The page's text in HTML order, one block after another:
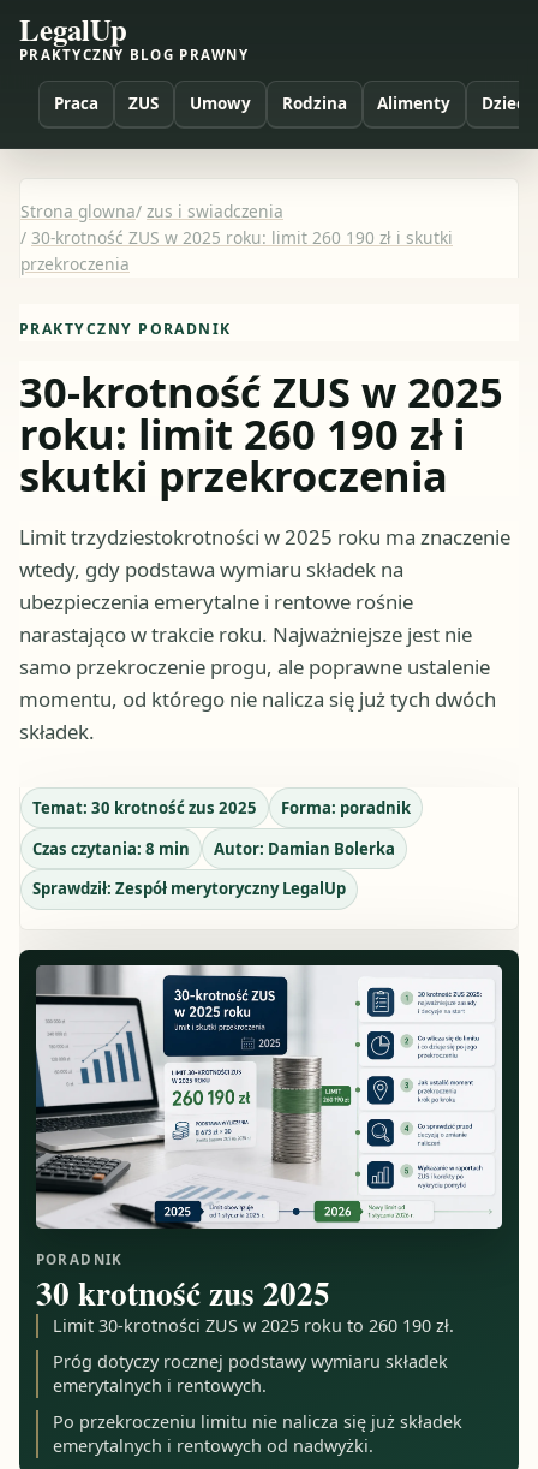
LegalUp
PRAKTYCZNY BLOG PRAWNY
Praca ZUS Umowy Rodzina Alimenty Dzieci
Strona glowna/ zus i swiadczenia
/ 30-krotność ZUS w 2025 roku: limit 260 190 zł i skutki
przekroczenia
PRAKTYCZNY PORADNIK
30-krotność ZUS w 2025
roku: limit 260 190 zł i
skutki przekroczenia
Limit trzydziestokrotności w 2025 roku ma znaczenie
wtedy, gdy podstawa wymiaru składek na
ubezpieczenia emerytalne i rentowe rośnie
narastająco w trakcie roku. Najważniejsze jest nie
samo przekroczenie progu, ale poprawne ustalenie
momentu, od którego nie nalicza się już tych dwóch
składek.
Temat: 30 krotność zus 2025 Forma: poradnik
Czas czytania: 8 min Autor: Damian Bolerka
Sprawdził: Zespół merytoryczny LegalUp
PORADNIK
30 krotność zus 2025
Limit 30-krotności ZUS w 2025 roku to 260 190 zł.
Próg dotyczy rocznej podstawy wymiaru składek
emerytalnych i rentowych.
Po przekroczeniu limitu nie nalicza się już składek
emerytalnych i rentowych od nadwyżki.